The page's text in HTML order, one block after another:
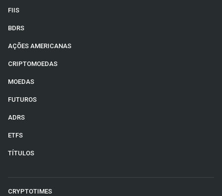
FIIS
BDRS
AÇÕES AMERICANAS
CRIPTOMOEDAS
MOEDAS
FUTUROS
ADRS
ETFS
TÍTULOS
CRYPTOTIMES